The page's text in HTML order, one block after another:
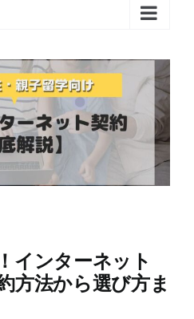
インターネット
方法から選び方ま